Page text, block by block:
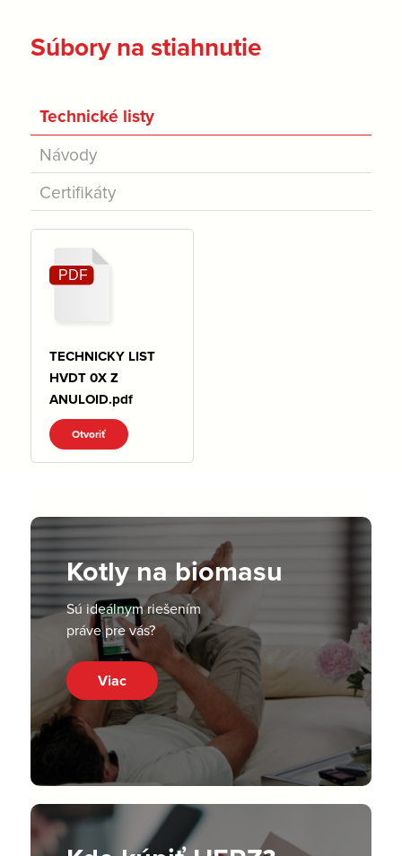
Súbory na stiahnutie
Technické listy
Návody
Certifikáty
TECHNICKY LIST
HVDT 0X Z
ANULOID.pdf
Otvoriť
Kotly na biomasu
Sú ideálnym riešením
práve pre vás?
Viac